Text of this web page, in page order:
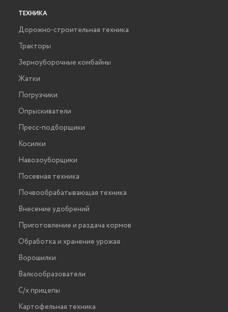
ТЕХНИКА
Дорожно-строительная техника
Тракторы
Зерноуборочные комбайны
Жатки
Погрузчики
Опрыскиватели
Пресс-подборщики
Косилки
Навозоуборщики
Посевная техника
Почвообрабатывающая техника
Внесение удобрений
Приготовление и раздача кормов
Обработка и хранение урожая
Ворошилки
Валкообразователи
С/х прицепы
Картофельная техника